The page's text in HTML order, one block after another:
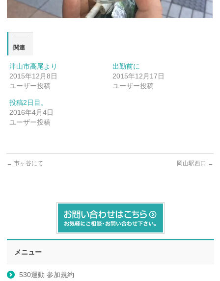
関連
津山市高尾より
2015年12月8日
ユーザー投稿
出勤前に
2015年12月17日
ユーザー投稿
投稿2日目。
2016年4月4日
ユーザー投稿
← 市ヶ谷にて 岡山駅西口 →
メニュー
530運動 参加規約